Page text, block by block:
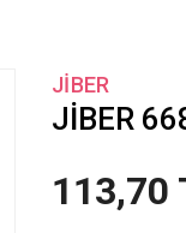
JİBER
JİBER
113,70